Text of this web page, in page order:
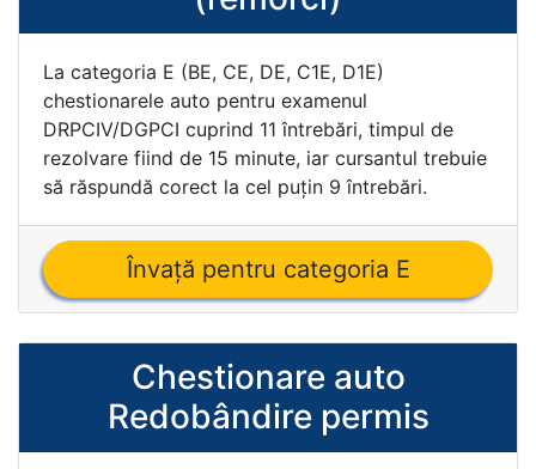
La categoria E (BE, CE, DE, C1E, D1E)
chestionarele auto pentru examenul
DRPCIV/DGPCI cuprind 11 întrebări, timpul de
rezolvare fiind de 15 minute, iar cursantul trebuie
să răspundă corect la cel puţin 9 întrebări.
Învaţă pentru categoria E
Chestionare auto
Redobândire permis